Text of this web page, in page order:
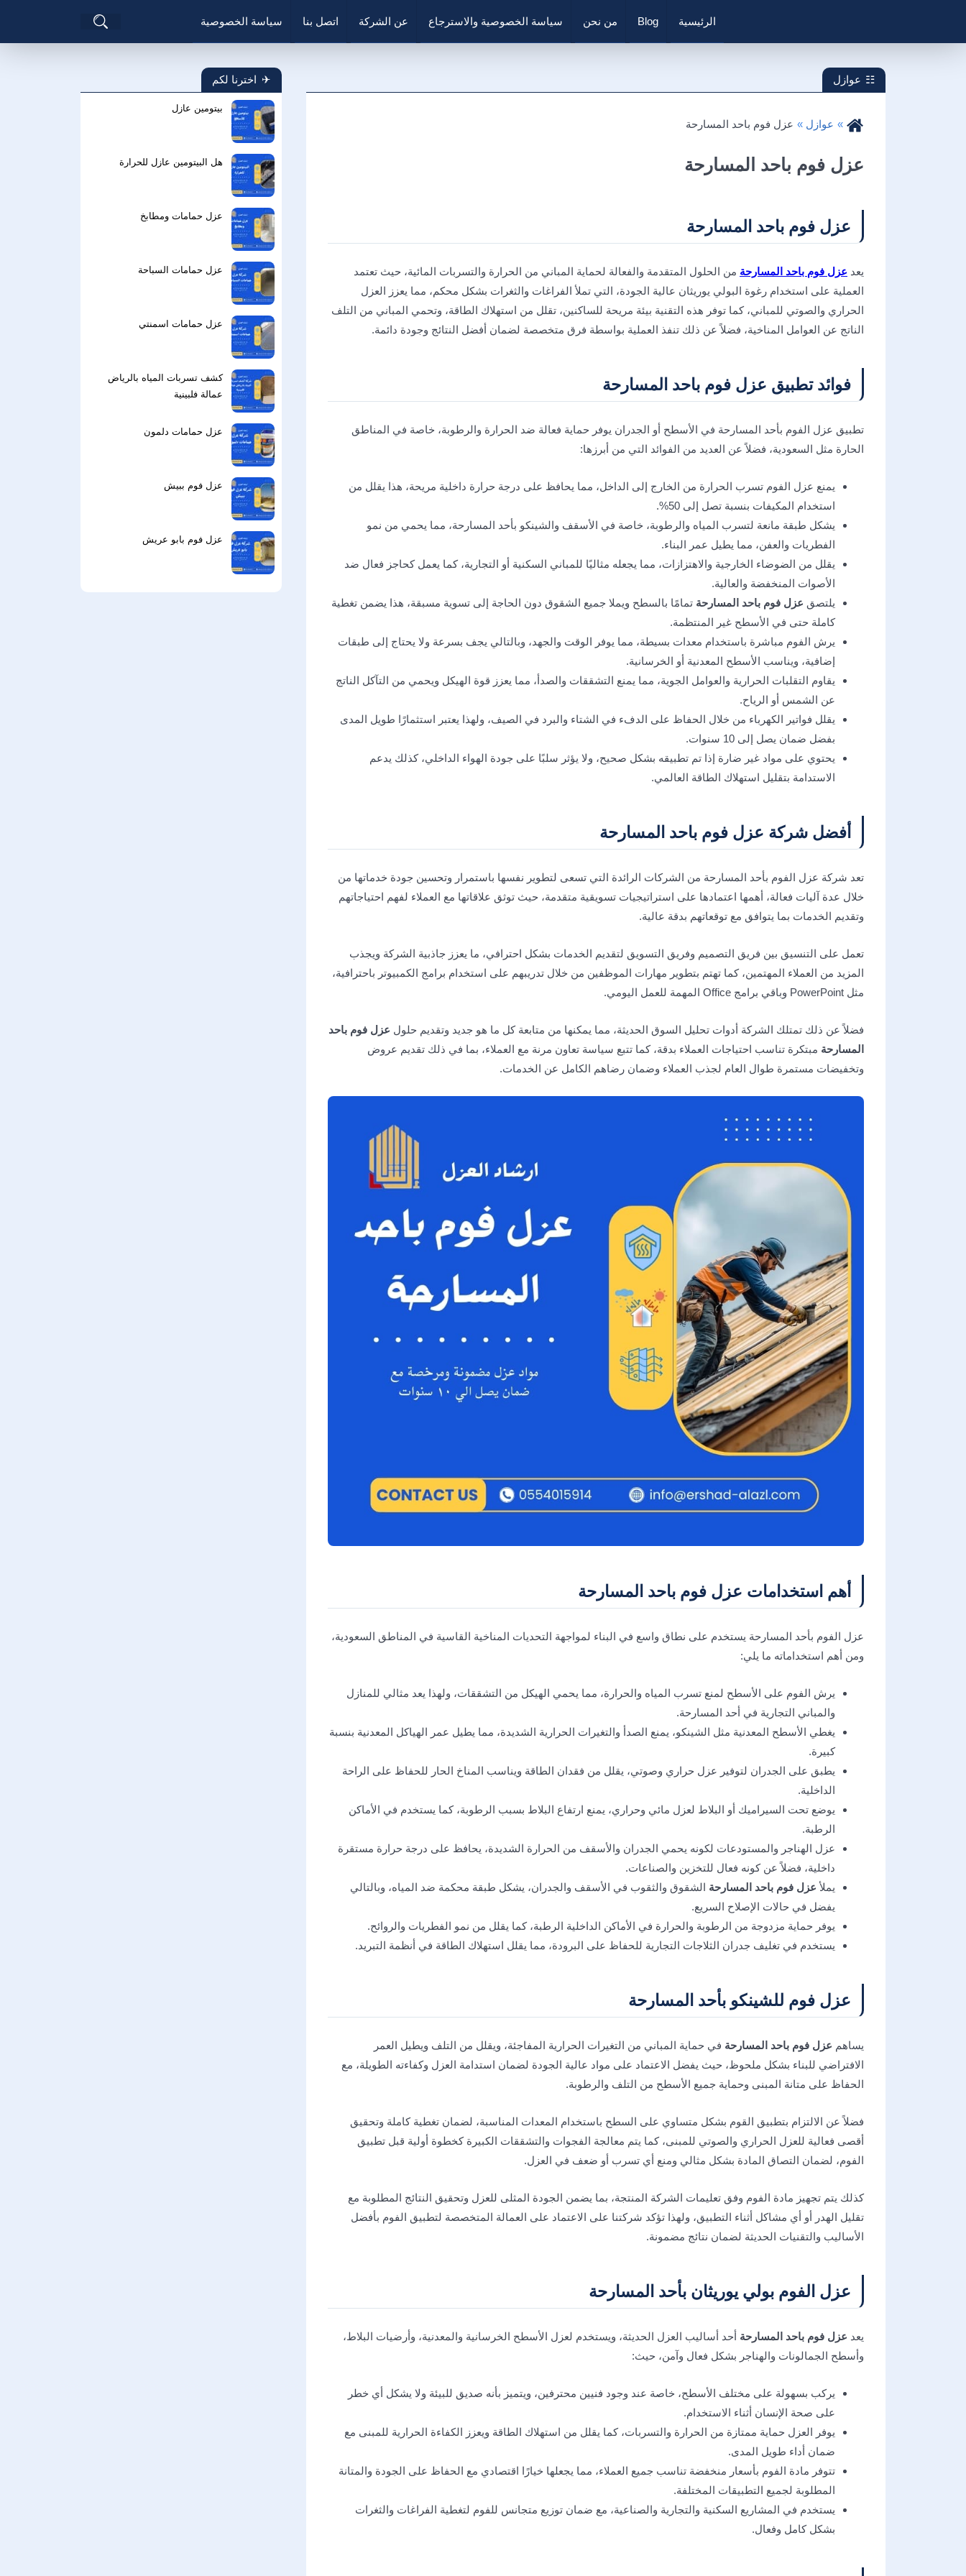
الرئيسية Blog من نحن سياسة الخصوصية والاسترجاع عن الشركة اتصل بنا سياسة الخصوصية
عوازل
عوازل عزل فوم باحد المسارحة
عزل فوم باحد المسارحة
عزل فوم باحد المسارحة
يعد عزل فوم باحد المسارحة من الحلول المتقدمة والفعالة لحماية المباني من الحرارة والتسربات المائية، حيث تعتمد
العملية على استخدام رغوة البولي يوريثان عالية الجودة، التي تملأ الفراغات والثغرات بشكل محكم، مما يعزز العزل
الحراري والصوتي للمباني، كما توفر هذه التقنية بيئة مريحة للساكنين، تقلل من استهلاك الطاقة، وتحمي المباني من التلف
الناتج عن العوامل المناخية، فضلاً عن ذلك تنفذ العملية بواسطة فرق متخصصة لضمان أفضل النتائج وجودة دائمة.
فوائد تطبيق عزل فوم باحد المسارحة
تطبيق عزل الفوم بأحد المسارحة في الأسطح أو الجدران يوفر حماية فعالة ضد الحرارة والرطوبة، خاصة في المناطق
الحارة مثل السعودية، فضلاً عن العديد من الفوائد التي من أبرزها:
يمنع عزل الفوم تسرب الحرارة من الخارج إلى الداخل، مما يحافظ على درجة حرارة داخلية مريحة، هذا يقلل من
استخدام المكيفات بنسبة تصل إلى 50%.
يشكل طبقة مانعة لتسرب المياه والرطوبة، خاصة في الأسقف والشينكو بأحد المسارحة، مما يحمي من نمو
الفطريات والعفن، مما يطيل عمر البناء.
يقلل من الضوضاء الخارجية والاهتزازات، مما يجعله مثاليًا للمباني السكنية أو التجارية، كما يعمل كحاجز فعال ضد
الأصوات المنخفضة والعالية.
يلتصق عزل فوم باحد المسارحة تمامًا بالسطح ويملا جميع الشقوق دون الحاجة إلى تسوية مسبقة، هذا يضمن تغطية
كاملة حتى في الأسطح غير المنتظمة.
يرش الفوم مباشرة باستخدام معدات بسيطة، مما يوفر الوقت والجهد، وبالتالي يجف بسرعة ولا يحتاج إلى طبقات
إضافية، ويناسب الأسطح المعدنية أو الخرسانية.
يقاوم التقلبات الحرارية والعوامل الجوية، مما يمنع التشققات والصدأ، مما يعزز قوة الهيكل ويحمي من التآكل الناتج
عن الشمس أو الرياح.
يقلل فواتير الكهرباء من خلال الحفاظ على الدفء في الشتاء والبرد في الصيف، ولهذا يعتبر استثمارًا طويل المدى
بفضل ضمان يصل إلى 10 سنوات.
يحتوي على مواد غير ضارة إذا تم تطبيقه بشكل صحيح، ولا يؤثر سلبًا على جودة الهواء الداخلي، كذلك يدعم
الاستدامة بتقليل استهلاك الطاقة العالمي.
أفضل شركة عزل فوم باحد المسارحة
تعد شركة عزل الفوم بأحد المسارحة من الشركات الرائدة التي تسعى لتطوير نفسها باستمرار وتحسين جودة خدماتها من
خلال عدة آليات فعالة، أهمها اعتمادها على استراتيجيات تسويقية متقدمة، حيث توثق علاقاتها مع العملاء لفهم احتياجاتهم
وتقديم الخدمات بما يتوافق مع توقعاتهم بدقة عالية.
تعمل على التنسيق بين فريق التصميم وفريق التسويق لتقديم الخدمات بشكل احترافي، ما يعزز جاذبية الشركة ويجذب
المزيد من العملاء المهتمين، كما تهتم بتطوير مهارات الموظفين من خلال تدريبهم على استخدام برامج الكمبيوتر باحترافية،
مثل PowerPoint وباقي برامج Office المهمة للعمل اليومي.
فضلاً عن ذلك تمتلك الشركة أدوات تحليل السوق الحديثة، مما يمكنها من متابعة كل ما هو جديد وتقديم حلول عزل فوم باحد
المسارحة مبتكرة تناسب احتياجات العملاء بدقة، كما تتبع سياسة تعاون مرنة مع العملاء، بما في ذلك تقديم عروض
وتخفيضات مستمرة طوال العام لجذب العملاء وضمان رضاهم الكامل عن الخدمات.
أهم استخدامات عزل فوم باحد المسارحة
عزل الفوم بأحد المسارحة يستخدم على نطاق واسع في البناء لمواجهة التحديات المناخية القاسية في المناطق السعودية،
ومن أهم استخداماته ما يلي:
يرش الفوم على الأسطح لمنع تسرب المياه والحرارة، مما يحمي الهيكل من التشققات، ولهذا يعد مثالي للمنازل
والمباني التجارية في أحد المسارحة.
يغطي الأسطح المعدنية مثل الشينكو، يمنع الصدأ والتغيرات الحرارية الشديدة، مما يطيل عمر الهياكل المعدنية بنسبة
كبيرة.
يطبق على الجدران لتوفير عزل حراري وصوتي، يقلل من فقدان الطاقة ويناسب المناخ الحار للحفاظ على الراحة
الداخلية.
يوضع تحت السيراميك أو البلاط لعزل مائي وحراري، يمنع ارتفاع البلاط بسبب الرطوبة، كما يستخدم في الأماكن
الرطبة.
عزل الهناجر والمستودعات لكونه يحمي الجدران والأسقف من الحرارة الشديدة، يحافظ على درجة حرارة مستقرة
داخلية، فضلاً عن كونه فعال للتخزين والصناعات.
يملأ عزل فوم باحد المسارحة الشقوق والثقوب في الأسقف والجدران، يشكل طبقة محكمة ضد المياه، وبالتالي
يفضل في حالات الإصلاح السريع.
يوفر حماية مزدوجة من الرطوبة والحرارة في الأماكن الداخلية الرطبة، كما يقلل من نمو الفطريات والروائح.
يستخدم في تغليف جدران الثلاجات التجارية للحفاظ على البرودة، مما يقلل استهلاك الطاقة في أنظمة التبريد.
​عزل فوم للشينكو بأحد المسارحة
يساهم عزل فوم باحد المسارحة في حماية المباني من التغيرات الحرارية المفاجئة، ويقلل من التلف ويطيل العمر
الافتراضي للبناء بشكل ملحوظ، حيث يفضل الاعتماد على مواد عالية الجودة لضمان استدامة العزل وكفاءته الطويلة، مع
الحفاظ على متانة المبنى وحماية جميع الأسطح من التلف والرطوبة.
فضلاً عن الالتزام بتطبيق القوم بشكل متساوي على السطح باستخدام المعدات المناسبة، لضمان تغطية كاملة وتحقيق
أقصى فعالية للعزل الحراري والصوتي للمبنى، كما يتم معالجة الفجوات والتشققات الكبيرة كخطوة أولية قبل تطبيق
الفوم، لضمان التصاق المادة بشكل مثالي ومنع أي تسرب أو ضعف في العزل.
كذلك يتم تجهيز مادة الفوم وفق تعليمات الشركة المنتجة، بما يضمن الجودة المثلى للعزل وتحقيق النتائج المطلوبة مع
تقليل الهدر أو أي مشاكل أثناء التطبيق، ولهذا تؤكد شركتنا على الاعتماد على العمالة المتخصصة لتطبيق الفوم بأفضل
الأساليب والتقنيات الحديثة لضمان نتائج مضمونة.
عزل الفوم بولي يوريثان بأحد المسارحة
يعد عزل فوم باحد المسارحة أحد أساليب العزل الحديثة، ويستخدم لعزل الأسطح الخرسانية والمعدنية، وأرضيات البلاط،
وأسطح الجمالونات والهناجر بشكل فعال وآمن، حيث:
يركب بسهولة على مختلف الأسطح، خاصة عند وجود فنيين محترفين، ويتميز بأنه صديق للبيئة ولا يشكل أي خطر
على صحة الإنسان أثناء الاستخدام.
يوفر العزل حماية ممتازة من الحرارة والتسربات، كما يقلل من استهلاك الطاقة ويعزز الكفاءة الحرارية للمبنى مع
ضمان أداء طويل المدى.
تتوفر مادة الفوم بأسعار منخفضة تناسب جميع العملاء، مما يجعلها خيارًا اقتصادي مع الحفاظ على الجودة والمتانة
المطلوبة لجميع التطبيقات المختلفة.
يستخدم في المشاريع السكنية والتجارية والصناعية، مع ضمان توزيع متجانس للفوم لتغطية الفراغات والثغرات
بشكل كامل وفعال.
اخترنا لكم
بيتومين عازل
هل البيتومين عازل للحرارة
عزل حمامات ومطابخ
عزل حمامات السباحة
عزل حمامات اسمنتي
كشف تسربات المياه بالرياض
عمالة فلبينية
عزل حمامات دلمون
عزل فوم ببيش
عزل فوم بابو عريش